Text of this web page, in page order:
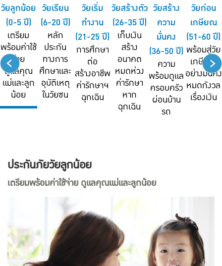
วัยลูกน้อย
(0-5 ปี)
เตรียม
พร้อมค่าใช้
จ่าย
ดูแลคุณ
แม่และลูก
น้อย
วัยเรียน
(6-20 ปี)
หลัก
ประกัน
ทางการ
ศึกษาและ
อุบัติเหตุ
ในวัยซน
วัยเริ่ม
ทำงาน
(21-25 ปี)
การศึกษา
ต่อ
สร้างอาชีพ
ค่ารักษาฯ
ฉุกเฉิน
วัยสร้างตัว
(26-35 ปี)
เก็บเงิน
สร้าง
อนาคต
หมดห่วง
ค่ารักษา
หาก
ฉุกเฉิน
วัยสร้าง
ความ
มั่นคง
(36-50 ปี)
ความ
พร้อมดูแล
ครอบครัว
ผ่อนบ้าน
รถ
วัยก่อน
เกษียณ
(51-60 ปี)
พร้อมสู่วัย
เกษียณ
อย่างมั่นคง
หมดกังวล
เรื่องเงิน
ประกันภัยวัยลูกน้อย
เตรียมพร้อมค่าใช้จ่าย ดูแลคุณแม่และลูกน้อย